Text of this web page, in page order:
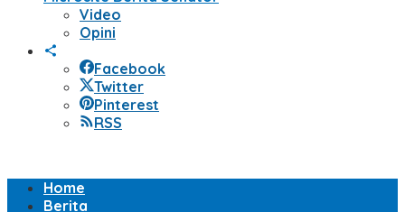
Video
Opini
Facebook
Twitter
Pinterest
RSS
Home
Berita